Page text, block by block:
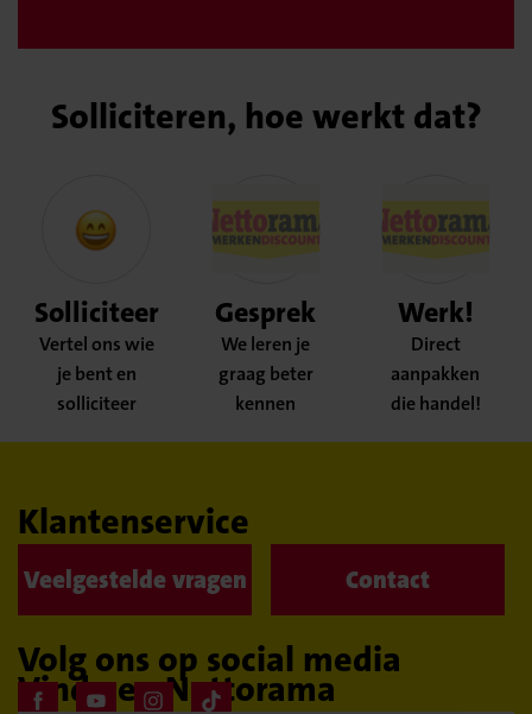
Solliciteren, hoe werkt dat?
Solliciteer
Vertel ons wie
je bent en
solliciteer
Gesprek
We leren je
graag beter
kennen
Werk!
Direct
aanpakken
die handel!
Klantenservice
Veelgestelde vragen Contact
Volg ons op social media
Vind een Nettorama